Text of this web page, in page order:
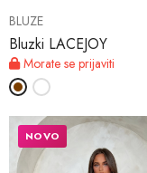
BLUZE
Bluzki LACEJOY
Morate se prijaviti
NOVO